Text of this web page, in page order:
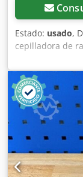
Estado: usado,
cepilladora de
50 mm -
giro: máx. 6.000
Apijck